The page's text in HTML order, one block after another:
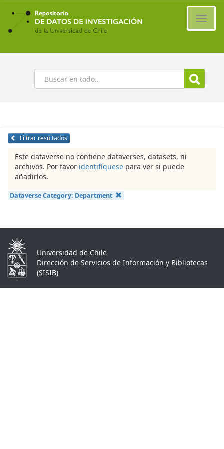
Ir
contenido
principal
Buscar
Filtrar resultados
Este dataverse no contiene dataverses, datasets, ni
archivos. Por favor identifíquese para ver si puede
añadirlos.
Dataverse Category: Department
Universidad de Chile
Dirección de Servicios de Información y Bibliotecas
(SISIB)